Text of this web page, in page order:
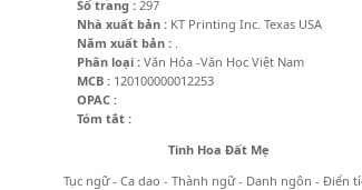
Số trang : 297
Nhà xuất bản : KT Printing Inc. Texas USA
Năm xuất bản : .
Phân loại : Văn Hóa -Văn Học Việt Nam
MCB : 120100000012253
OPAC :
Tóm tắt :
Tinh Hoa Đất Mẹ
Tục ngữ - Ca dao - Thành ngữ - Danh ngôn - Điển